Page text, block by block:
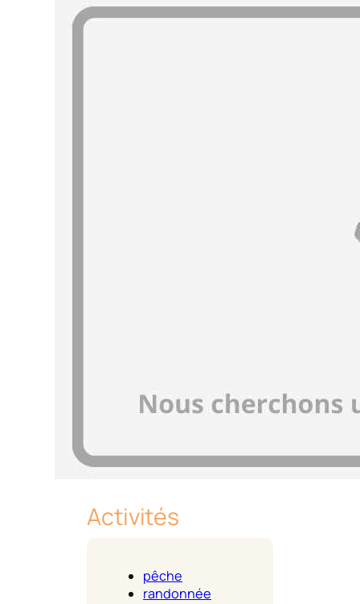
Activités
pêche
randonnée